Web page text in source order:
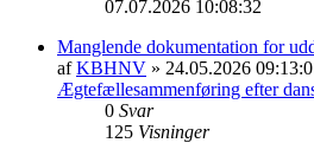
07.07.2026 10:08:32
Manglende dokumentation for
afKBHNV » 24.05.2026
Ægtefællesammenføring efter
0 Svar
125 Visninger